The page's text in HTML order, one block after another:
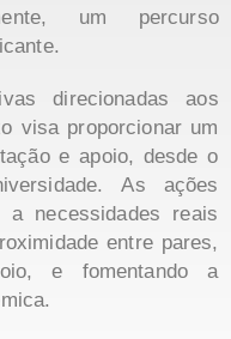
um percurso
direcionadas aos
visa proporcionar um
e apoio, desde o
As ações
a necessidades reais
entre pares,
e fomentando a